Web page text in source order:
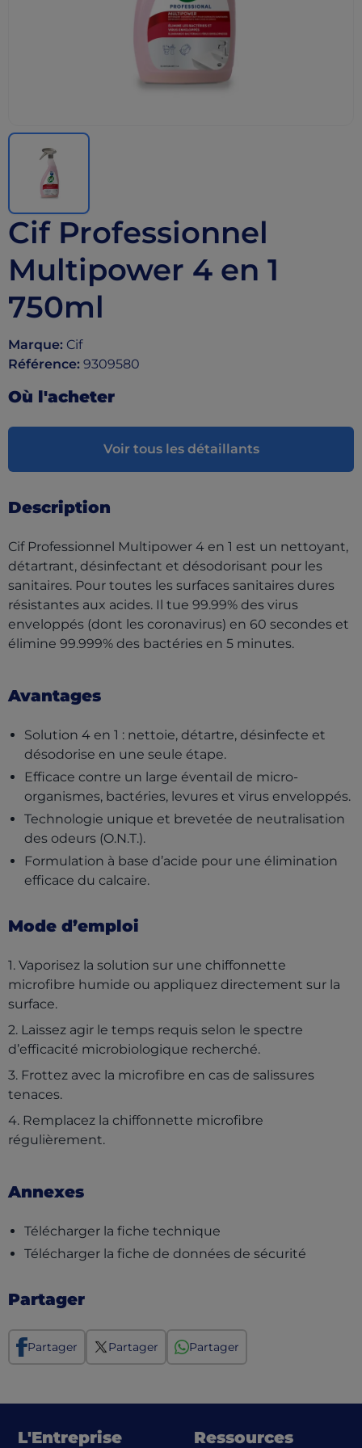
Cif Professionnel
Multipower 4 en 1
750ml
Marque: Cif
Référence: 9309580
Où l'acheter
Voir tous les détaillants
Description
Cif Professionnel Multipower 4 en 1 est un nettoyant,
détartrant, désinfectant et désodorisant pour les
sanitaires. Pour toutes les surfaces sanitaires dures
résistantes aux acides. Il tue 99.99% des virus
enveloppés (dont les coronavirus) en 60 secondes et
élimine 99.999% des bactéries en 5 minutes.
Avantages
Solution 4 en 1 : nettoie, détartre, désinfecte et
désodorise en une seule étape.
Efficace contre un large éventail de micro-
organismes, bactéries, levures et virus enveloppés.
Technologie unique et brevetée de neutralisation
des odeurs (O.N.T.).
Formulation à base d’acide pour une élimination
efficace du calcaire.
Mode d’emploi
1. Vaporisez la solution sur une chiffonnette
microfibre humide ou appliquez directement sur la
surface.
2. Laissez agir le temps requis selon le spectre
d’efficacité microbiologique recherché.
3. Frottez avec la microfibre en cas de salissures
tenaces.
4. Remplacez la chiffonnette microfibre
régulièrement.
Annexes
Télécharger la fiche technique
Télécharger la fiche de données de sécurité
Partager
Partager Partager Partager
L'Entreprise Ressources